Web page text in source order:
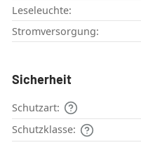
Leseleuchte:
Stromversorgung:
Sicherheit
Schutzart:
Schutzklasse: